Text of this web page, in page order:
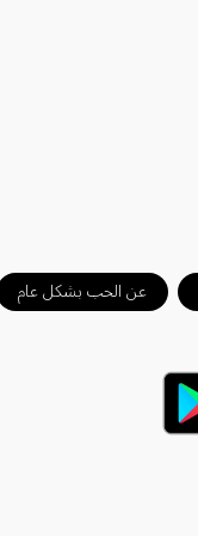
عن الحب بشكل عام